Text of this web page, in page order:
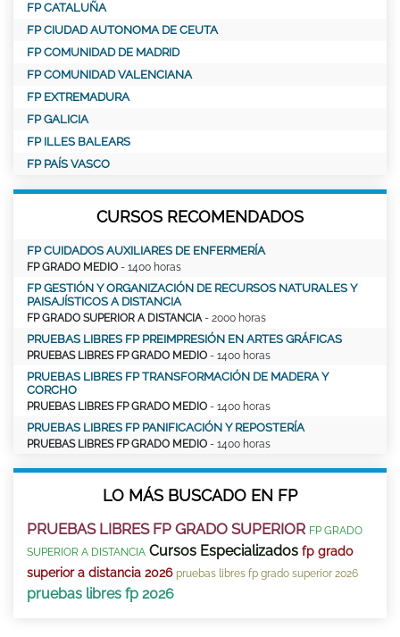
FP CATALUÑA
FP CIUDAD AUTONOMA DE CEUTA
FP COMUNIDAD DE MADRID
FP COMUNIDAD VALENCIANA
FP EXTREMADURA
FP GALICIA
FP ILLES BALEARS
FP PAÍS VASCO
CURSOS RECOMENDADOS
FP CUIDADOS AUXILIARES DE ENFERMERÍA
FP GRADO MEDIO - 1400 horas
FP GESTIÓN Y ORGANIZACIÓN DE RECURSOS NATURALES Y
PAISAJÍSTICOS A DISTANCIA
FP GRADO SUPERIOR A DISTANCIA- 2000 horas
PRUEBAS LIBRES FP PREIMPRESIÓN EN ARTES GRÁFICAS
PRUEBAS LIBRES FP GRADO MEDIO - 1400 horas
PRUEBAS LIBRES FP TRANSFORMACIÓN DE MADERA Y
CORCHO
PRUEBAS LIBRES FP GRADO MEDIO - 1400 horas
PRUEBAS LIBRES FP PANIFICACIÓN Y REPOSTERÍA
PRUEBAS LIBRES FP GRADO MEDIO - 1400 horas
LO MÁS BUSCADO EN FP
PRUEBAS LIBRES FP GRADO SUPERIOR FP GRADO
SUPERIOR A DISTANCIA Cursos Especializados fp grado
superior a distancia 2026 pruebas libres fp grado superior 2026
pruebas libres fp 2026